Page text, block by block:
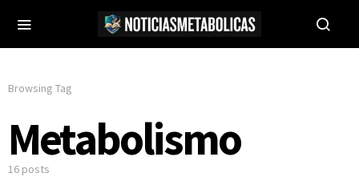
Browsing Tag
Metabolismo
16 posts